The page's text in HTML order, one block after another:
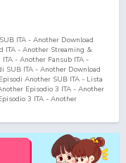
ITA - Another Download
ITA - Another Streaming &
- Another Fansub ITA -
SUB ITA - Another Download
Another SUB ITA - Lista
Episodio 3 ITA - Another
3 ITA - Another